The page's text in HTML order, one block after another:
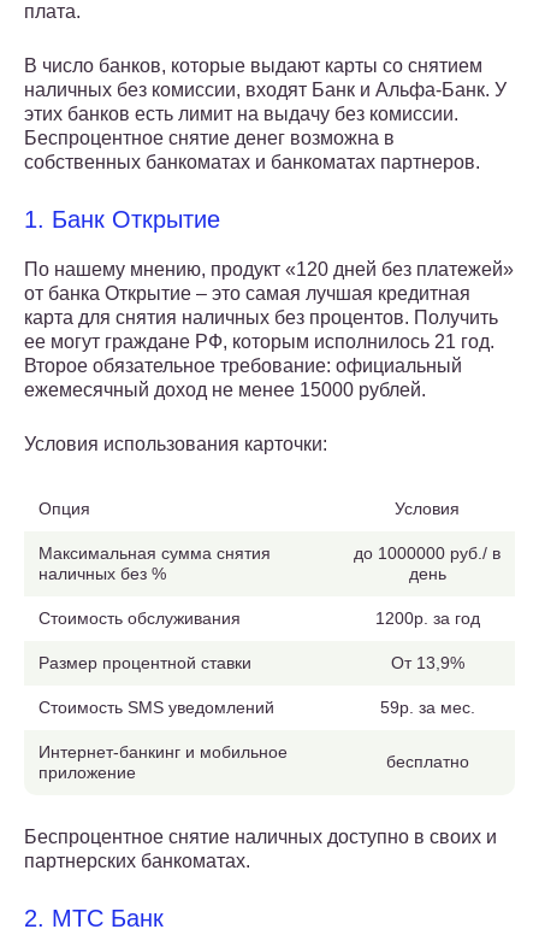
плата.
В число банков, которые выдают карты со снятием
наличных без комиссии, входят Банк и Альфа-Банк. У
этих банков есть лимит на выдачу без комиссии.
Беспроцентное снятие денег возможна в
собственных банкоматах и банкоматах партнеров.
1. Банк Открытие
По нашему мнению, продукт «120 дней без платежей»
от банка Открытие – это самая лучшая кредитная
карта для снятия наличных без процентов. Получить
ее могут граждане РФ, которым исполнилось 21 год.
Второе обязательное требование: официальный
ежемесячный доход не менее 15000 рублей.
Условия использования карточки:
Опция Условия
Максимальная сумма снятия
наличных без %
до 1000000 руб./ в
день
Стоимость обслуживания 1200р. за год
Размер процентной ставки От 13,9%
Стоимость SMS уведомлений 59р. за мес.
Интернет-банкинг и мобильное
приложение
бесплатно
Беспроцентное снятие наличных доступно в своих и
партнерских банкоматах.
2. МТС Банк